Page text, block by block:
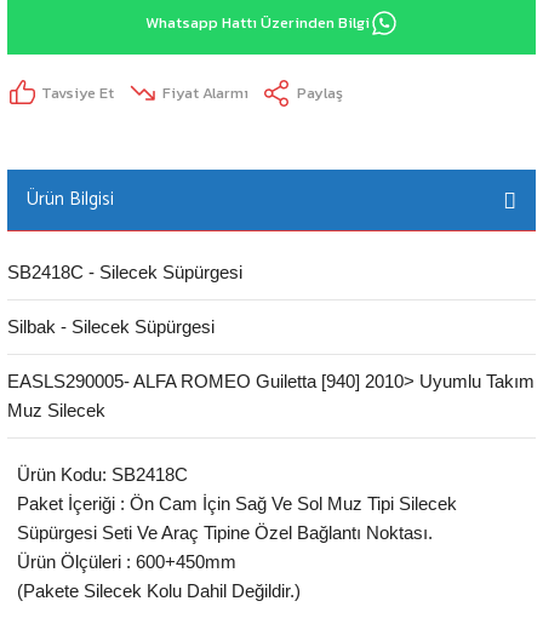
Whatsapp Hattı Üzerinden Bilgi
Tavsiye Et Fiyat Alarmı Paylaş
Ürün Bilgisi
SB2418C - Silecek Süpürgesi
Silbak - Silecek Süpürgesi
EASLS290005- ALFA ROMEO Guiletta [940] 2010> Uyumlu Takım
Muz Silecek
Ürün Kodu: SB2418C
Paket İçeriği : Ön Cam İçin Sağ Ve Sol Muz Tipi Silecek
Süpürgesi Seti Ve Araç Tipine Özel Bağlantı Noktası.
Ürün Ölçüleri : 600+450mm
(Pakete Silecek Kolu Dahil Değildir.)